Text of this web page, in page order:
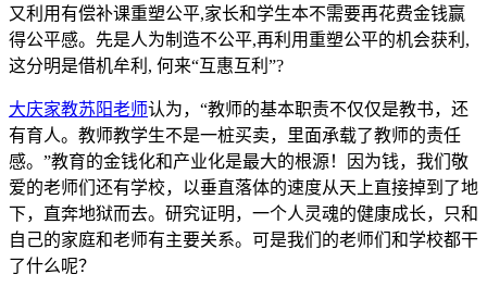
又利用有偿补课重塑公平,家长和学生本不需要再花费金钱赢
得公平感。先是人为制造不公平,再利用重塑公平的机会获利,
这分明是借机牟利, 何来“互惠互利”?
大庆家教苏阳老师认为，“教师的基本职责不仅仅是教书，还
有育人。教师教学生不是一桩买卖，里面承载了教师的责任
感。”教育的金钱化和产业化是最大的根源！因为钱，我们敬
爱的老师们还有学校，以垂直落体的速度从天上直接掉到了地
下，直奔地狱而去。研究证明，一个人灵魂的健康成长，只和
自己的家庭和老师有主要关系。可是我们的老师们和学校都干
了什么呢？